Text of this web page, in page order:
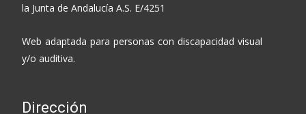
la Junta de Andalucía A.S. E/4251
Web adaptada para personas con discapacidad visual
y/o auditiva.
Dirección